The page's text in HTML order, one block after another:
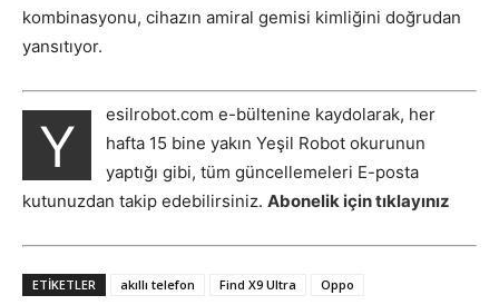
kombinasyonu, cihazın amiral gemisi kimliğini doğrudan
yansıtıyor.
Y
esilrobot.com e-bültenine kaydolarak, her
hafta 15 bine yakın Yeşil Robot okurunun
yaptığı gibi, tüm güncellemeleri E-posta
kutunuzdan takip edebilirsiniz. Abonelik için tıklayınız
ETIKETLER akıllı telefon Find X9 Ultra Oppo